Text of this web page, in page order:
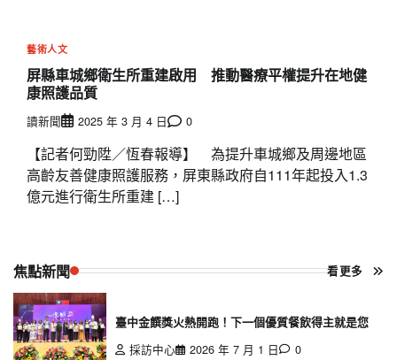
藝術人文
屏縣車城鄉衛生所重建啟用 推動醫療平權提升在地健
康照護品質
讀新聞 2025 年 3 月 4 日 0
【記者何勁陞／恆春報導】 為提升車城鄉及周邊地區
高齡友善健康照護服務，屏東縣政府自111年起投入1.3
億元進行衛生所重建 […]
焦點新聞 看更多
臺中金饌獎火熱開跑！下一個優質餐飲得主就是您
採訪中心
2026 年 7 月 1 日 0